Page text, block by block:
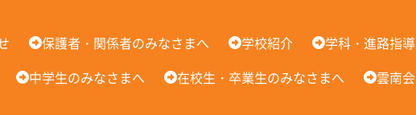
保護者・関係者のみなさまへ 学校紹介 学科・進路指導
中学生のみなさまへ 在校生・卒業生のみなさまへ 雲南会